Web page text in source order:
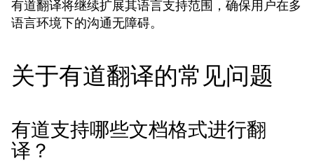
有道翻译将继续扩展其语言支持范围，确保用户在多
语言环境下的沟通无障碍。
关于有道翻译的常见问题
有道支持哪些文档格式进行翻
译？